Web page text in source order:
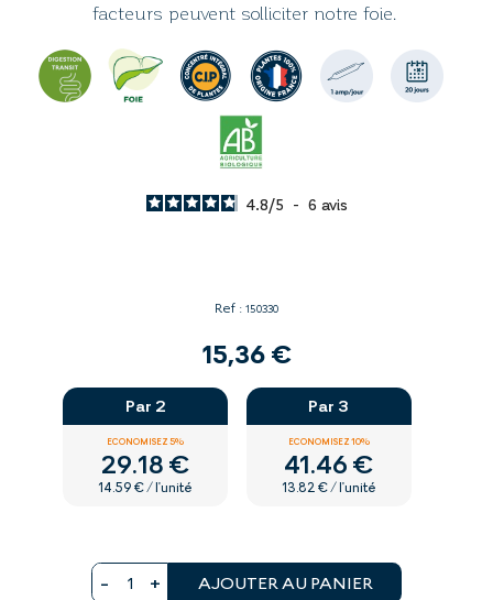
facteurs peuvent solliciter notre foie.
4.8/5 - 6 avis
Ref : 150330
15,36 €
Par 2
ECONOMISEZ 5%
29.18 €
14.59 € / l'unité
Par 3
ECONOMISEZ 10%
41.46 €
13.82 € / l'unité
AJOUTER AU PANIER